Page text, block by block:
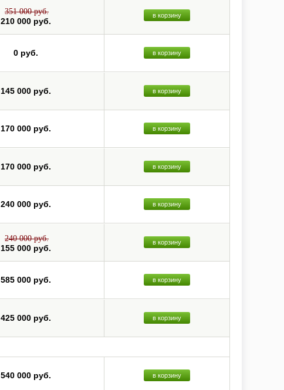
351 000 руб.
210 000 руб.
в корзину
0 руб. в корзину
145 000 руб. в корзину
170 000 руб. в корзину
170 000 руб. в корзину
240 000 руб. в корзину
240 000 руб.
155 000 руб.
в корзину
585 000 руб. в корзину
425 000 руб. в корзину
540 000 руб. в корзину